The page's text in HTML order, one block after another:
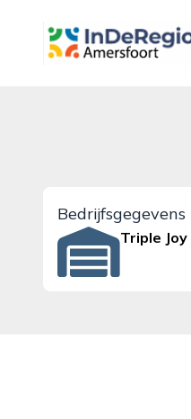
inderegioamersfoort.nl
Bedrijfsgegevens
Triple Joy